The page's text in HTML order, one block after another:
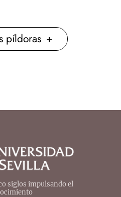
píldoras +
siglos impulsando el